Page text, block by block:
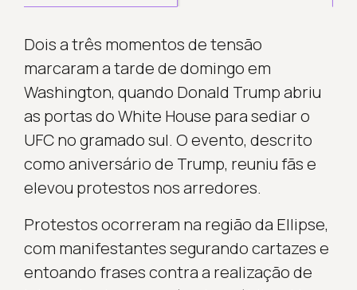
Dois a três momentos de tensão
marcaram a tarde de domingo em
Washington, quando Donald Trump abriu
as portas do White House para sediar o
UFC no gramado sul. O evento, descrito
como aniversário de Trump, reuniu fãs e
elevou protestos nos arredores.
Protestos ocorreram na região da Ellipse,
com manifestantes segurando cartazes e
entoando frases contra a realização de